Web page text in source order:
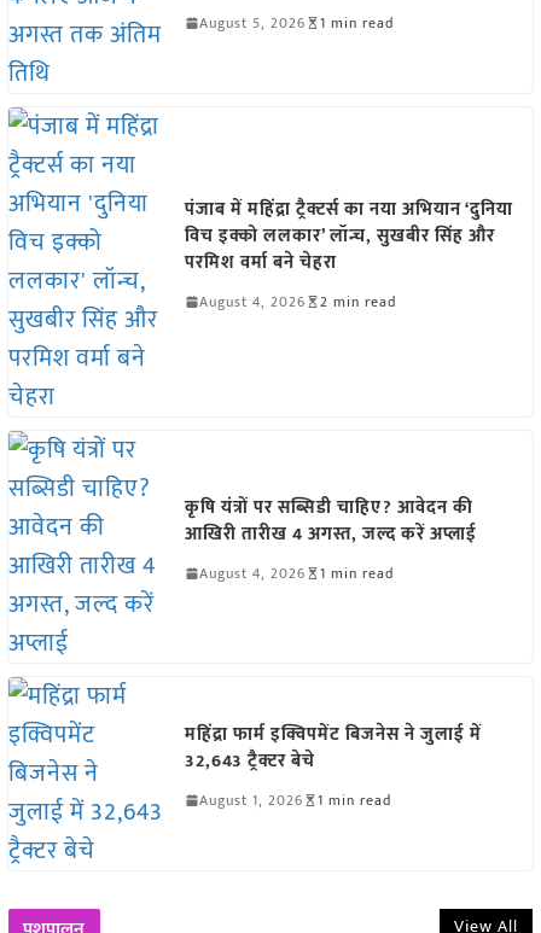
August 5, 2026 1 min read
पंजाब में महिंद्रा ट्रैक्टर्स का नया अभियान ‘दुनिया
विच इक्को ललकार’ लॉन्च, सुखबीर सिंह और
परमिश वर्मा बने चेहरा
August 4, 2026 2 min read
कृषि यंत्रों पर सब्सिडी चाहिए? आवेदन की
आखिरी तारीख 4 अगस्त, जल्द करें अप्लाई
August 4, 2026 1 min read
महिंद्रा फार्म इक्विपमेंट बिजनेस ने जुलाई में
32,643 ट्रैक्टर बेचे
August 1, 2026 1 min read
View All